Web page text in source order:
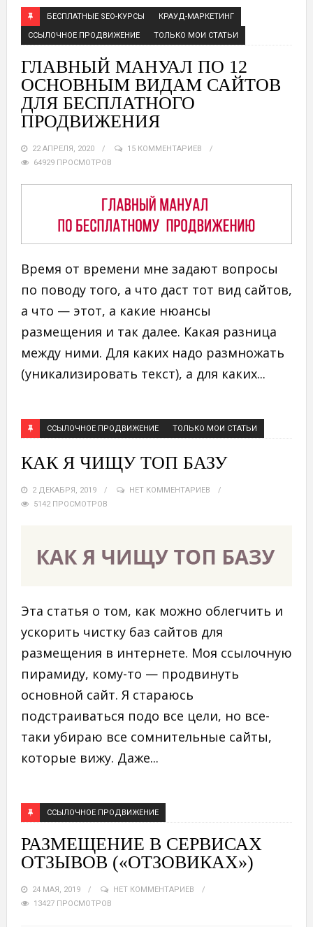
БЕСПЛАТНЫЕ SEO-КУРСЫ КРАУД-МАРКЕТИНГ
ССЫЛОЧНОЕ ПРОДВИЖЕНИЕ ТОЛЬКО МОИ СТАТЬИ
ГЛАВНЫЙ МАНУАЛ ПО 12
ОСНОВНЫМ ВИДАМ САЙТОВ
ДЛЯ БЕСПЛАТНОГО
ПРОДВИЖЕНИЯ
22 АПРЕЛЯ, 2020
15 КОММЕНТАРИЕВ
64929 ПРОСМОТРОВ
Время от времени мне задают вопросы
по поводу того, а что даст тот вид сайтов,
а что — этот, а какие нюансы
размещения и так далее. Какая разница
между ними. Для каких надо размножать
(уникализировать текст), а для каких...
ССЫЛОЧНОЕ ПРОДВИЖЕНИЕ ТОЛЬКО МОИ СТАТЬИ
КАК Я ЧИЩУ ТОП БАЗУ
2 ДЕКАБРЯ, 2019
НЕТ КОММЕНТАРИЕВ
5142 ПРОСМОТРОВ
Эта статья о том, как можно облегчить и
ускорить чистку баз сайтов для
размещения в интернете. Моя ссылочную
пирамиду, кому-то — продвинуть
основной сайт. Я стараюсь
подстраиваться подо все цели, но все-
таки убираю все сомнительные сайты,
которые вижу. Даже...
ССЫЛОЧНОЕ ПРОДВИЖЕНИЕ
РАЗМЕЩЕНИЕ В СЕРВИСАХ
ОТЗЫВОВ («ОТЗОВИКАХ»)
24 МАЯ, 2019
НЕТ КОММЕНТАРИЕВ
13427 ПРОСМОТРОВ